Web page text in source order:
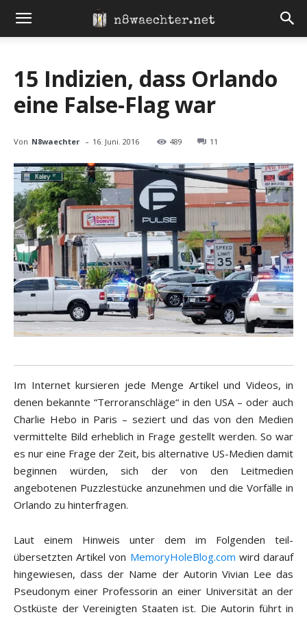
15 Indizien, dass Orlando
eine False-Flag war
Von N8waechter - 16. Juni. 2016 489 11
Im Internet kursieren jede Menge Artikel und Videos, in
denen bekannte “Terroranschläge“ in den USA – oder auch
Charlie Hebo in Paris – seziert und das von den Medien
vermittelte Bild erheblich in Frage gestellt werden. So war
es nur eine Frage der Zeit, bis alternative US-Medien damit
beginnen würden, sich der von den Leitmedien
angebotenen Puzzlestücke anzunehmen und die Vorfälle in
Orlando zu hinterfragen.
Laut einem Hinweis unter dem im Folgenden teil-
übersetzten Artikel von MemoryHoleBlog.com wird darauf
hingewiesen, dass der Name der Autorin Vivian Lee das
Pseudonym einer Professorin an einer Universität an der
Ostküste der Vereinigten Staaten ist. Die Autorin führt in